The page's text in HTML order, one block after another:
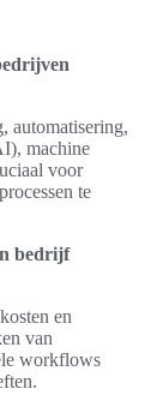
automatisering,
machine
voor
te
bedrijf
en
van
workflows